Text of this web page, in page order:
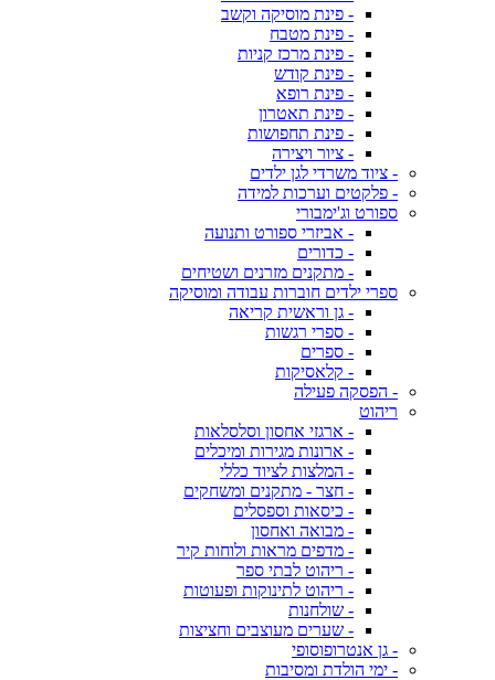
- פינת מוסיקה וקשב
- פינת מטבח
- פינת מרכז קניות
- פינת קודש
- פינת רופא
- פינת תאטרון
- פינת תחפושות
- ציור ויצירה
- ציוד משרדי לגן ילדים
- פלקטים וערכות למידה
ספורט וג'ימבורי
- אביזרי ספורט ותנועה
- כדורים
- מתקנים מזרנים ושטיחים
ספרי ילדים חוברות עבודה ומוסיקה
- גן וראשית קריאה
- ספרי רגשות
- ספרים
- קלאסיקות
- הפסקה פעילה
ריהוט
- ארגזי אחסון וסלסלאות
- ארונות מגירות ומיכלים
- המלצות לציוד כללי
- חצר - מתקנים ומשחקים
- כיסאות וספסלים
- מבואה ואחסון
- מדפים מראות ולוחות קיר
- ריהוט לבתי ספר
- ריהוט לתינוקות ופעוטות
- שולחנות
- שערים מעוצבים וחציצות
- גן אנטרופוסופי
- ימי הולדת ומסיבות